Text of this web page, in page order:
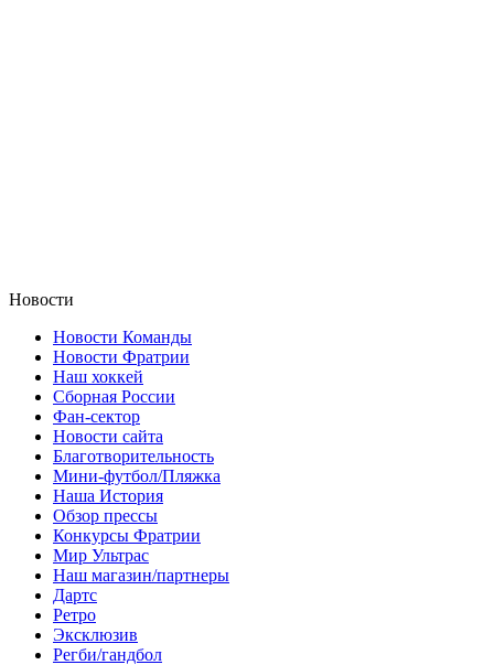
Новости
Новости Команды
Новости Фратрии
Наш хоккей
Сборная России
Фан-cектор
Новости сайта
Благотворительность
Мини-футбол/Пляжка
Наша История
Обзор прессы
Конкурсы Фратрии
Мир Ультрас
Наш магазин/партнеры
Дартс
Ретро
Эксклюзив
Регби/гандбол